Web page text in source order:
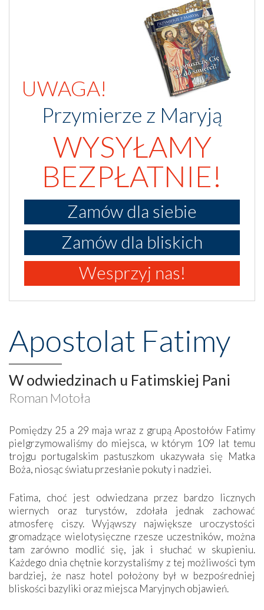
UWAGA!
Przymierze z Maryją
WYSYŁAMY
BEZPŁATNIE!
Zamów dla siebie
Zamów dla bliskich
Wesprzyj nas!
Apostolat Fatimy
W odwiedzinach u Fatimskiej Pani
Roman Motoła
Pomiędzy 25 a 29 maja wraz z grupą Apostołów Fatimy
pielgrzymowaliśmy do miejsca, w którym 109 lat temu
trojgu portugalskim pastuszkom ukazywała się Matka
Boża, niosąc światu przesłanie pokuty i nadziei.
Fatima, choć jest odwiedzana przez bardzo licznych
wiernych oraz turystów, zdołała jednak zachować
atmosferę ciszy. Wyjąwszy największe uroczystości
gromadzące wielotysięczne rzesze uczestników, można
tam zarówno modlić się, jak i słuchać w skupieniu.
Każdego dnia chętnie korzystaliśmy z tej możliwości tym
bardziej, że nasz hotel położony był w bezpośredniej
bliskości bazyliki oraz miejsca Maryjnych objawień.